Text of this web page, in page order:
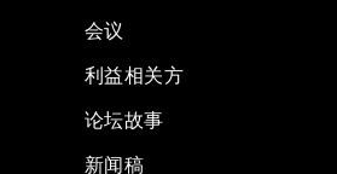
会议
利益相关方
论坛故事
新闻稿